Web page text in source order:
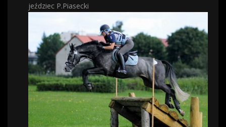
jeździec P.Piasecki